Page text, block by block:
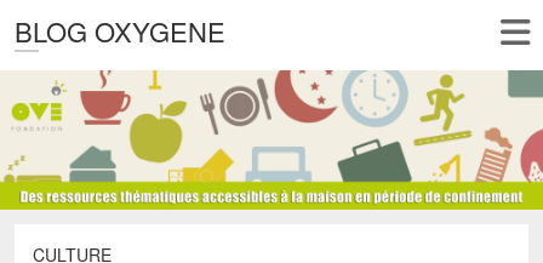
BLOG OXYGENE
CULTURE